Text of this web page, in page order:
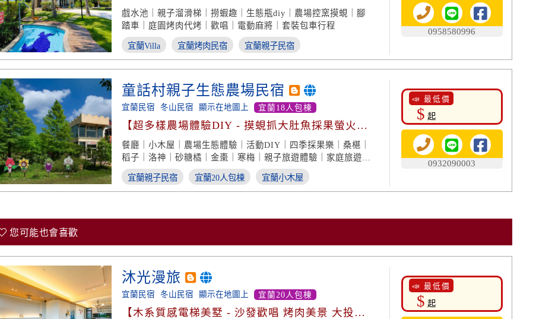
戲水池｜親子溜滑梯｜撈蝦趣｜生態瓶diy｜農場控窯摸蜆｜腳
踏車｜庭園烤肉代烤｜歡唱｜電動麻將｜套裝包車行程
宜蘭Villa 宜蘭烤肉民宿 宜蘭親子民宿
0958580996
童話村親子生態農場民宿
宜蘭民宿 冬山民宿 顯示在地圖上 宜蘭18人包棟
【超多樣農場體驗DIY - 摸蜆抓大肚魚採果螢火
蟲】
餐廳｜小木屋｜農場生態體驗｜活動DIY｜四季採果樂｜桑椹｜
稻子｜洛神｜砂糖橘｜金棗｜寒梅｜親子旅遊體驗｜家庭旅遊｜
戶外教學｜螢火蟲｜獨角仙｜蠶寶寶
宜蘭親子民宿
宜蘭20人包棟 宜蘭小木屋
📣 最低價
$ 起
0932090003
您可能也會喜歡
沐光漫旅
宜蘭民宿 冬山民宿 顯示在地圖上 宜蘭20人包棟
【木系質感電梯美墅 - 沙發歡唱 烤肉美景 大投影
📣 最低價
$ 起